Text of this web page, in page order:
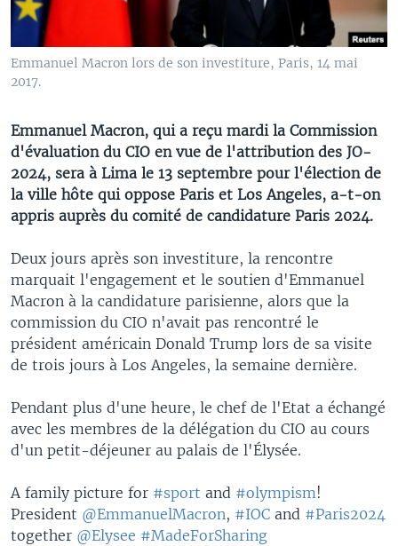
Emmanuel Macron lors de son investiture, Paris, 14 mai
2017.
Emmanuel Macron, qui a reçu mardi la Commission
d'évaluation du CIO en vue de l'attribution des JO-
2024, sera à Lima le 13 septembre pour l'élection de
la ville hôte qui oppose Paris et Los Angeles, a-t-on
appris auprès du comité de candidature Paris 2024.
Deux jours après son investiture, la rencontre
marquait l'engagement et le soutien d'Emmanuel
Macron à la candidature parisienne, alors que la
commission du CIO n'avait pas rencontré le
président américain Donald Trump lors de sa visite
de trois jours à Los Angeles, la semaine dernière.
Pendant plus d'une heure, le chef de l'Etat a échangé
avec les membres de la délégation du CIO au cours
d'un petit-déjeuner au palais de l'Élysée.
A family picture for #sport and #olympism !
President @EmmanuelMacron, #IOC and #Paris2024
together @Elysee #MadeForSharing